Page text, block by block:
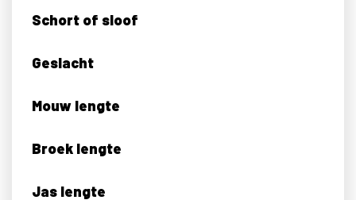
Schort of sloof
Geslacht
Mouw lengte
Broek lengte
Jas lengte